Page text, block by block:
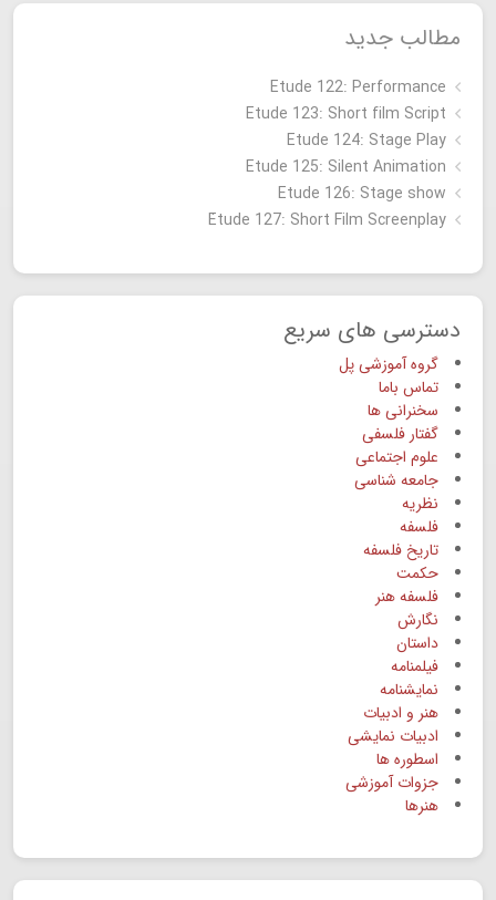
مطالب جدید
Etude 122: Performance
Etude 123: Short film Script
Etude 124: Stage Play
Etude 125: Silent Animation
Etude 126: Stage show
Étude 127: Short Film Screenplay
دسترسی های سریع
گروه آموزشی پل
تماس باما
سخنرانی ها
گفتار فلسفی
علوم اجتماعی
جامعه شناسی
نظریه
فلسفه
تاریخ فلسفه
حکمت
فلسفه هنر
نگارش
داستان
فیلمنامه
نمایشنامه
هنر و ادبیات
ادبیات نمایشی
اسطوره ها
جزوات آموزشی
هنرها